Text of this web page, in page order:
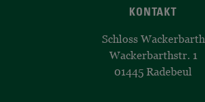
KONTAKT
Schloss Wackerbarth
Wackerbarthstr. 1
01445 Radebeul